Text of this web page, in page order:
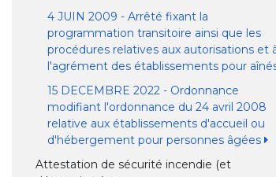
4 JUIN 2009 - Arrêté fixant la
programmation transitoire ainsi que les
procédures relatives aux autorisations et
l'agrément des établissements pour
15 DECEMBRE 2022 - Ordonnance
modifiant l'ordonnance du 24 avril 2008
relative aux établissements d'accueil ou
d'hébergement pour personnes âgées
Attestation de sécurité incendie (et